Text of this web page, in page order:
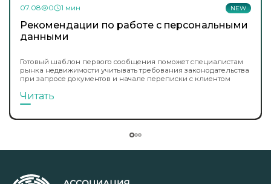
NEW
07.08 0 1 мин
Рекомендации по работе с персональными
данными
Готовый шаблон первого сообщения поможет специалистам
рынка недвижимости учитывать требования законодательства
при запросе документов и начале переписки с клиентом
Читать